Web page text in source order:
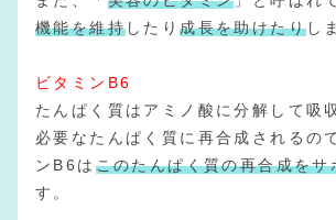
機能を維持したり成長を助けたりし
ビタミンB6
たんぱく質はアミノ酸に分解して吸
必要なたんぱく質に再合成されるの
ンB6は このたんぱく質の再合成をサ
す。